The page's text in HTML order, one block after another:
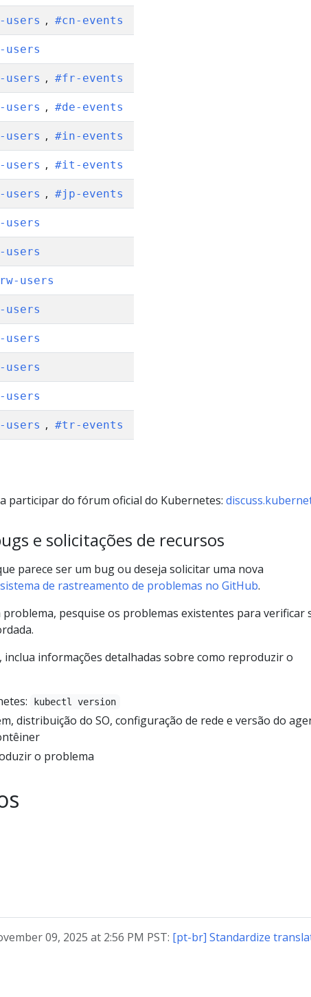
users , #cn-events
, #fr-events
users , #de-events
users , #in-events
, #it-events
users , #jp-events
users
users
users
users
users
users
users
, #tr-events
participar do fórum oficial do Kubernetes:
e solicitações de recursos
parece ser um bug ou deseja solicitar uma nova
sistema de rastreamento de problemas no GitHub.
pesquise os problemas existentes para verificar
informações detalhadas sobre como reproduzir o
kubectl version
distribuição do SO, configuração de rede e versão do
o problema
09, 2025 at 2:56 PM PST: [pt-br] Standardize